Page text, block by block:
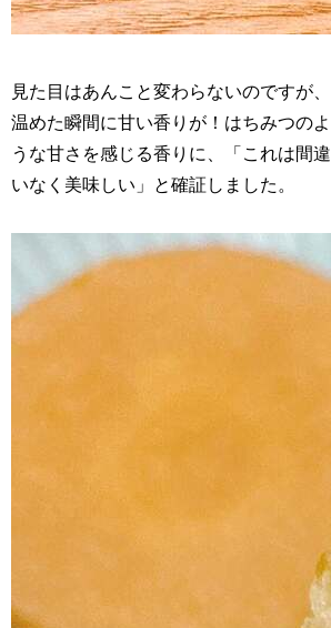
見た目はあんこと変わらないのですが、
温めた瞬間に甘い香りが！はちみつのよ
うな甘さを感じる香りに、「これは間違
いなく美味しい」と確証しました。